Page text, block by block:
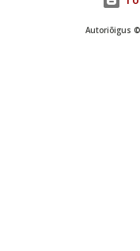
Autoriõigus ©